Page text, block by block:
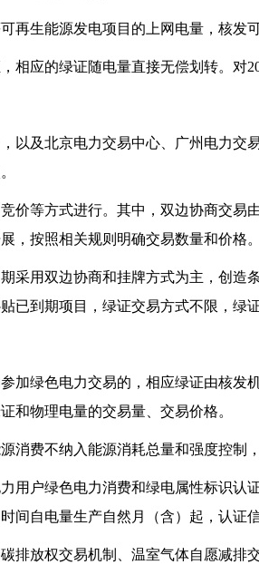
生能源发电项目的上网电量，核发可
应的绿证随电量直接无偿划转。对
及北京电力交易中心、广州电力交
等方式进行。其中，双边协商交易
，按照相关规则明确交易数量和价格。
用双边协商和挂牌方式为主，创造
已到期项目，绿证交易方式不限，绿
绿色电力交易的，相应绿证由核发
和物理电量的交易量、交易价格。
费不纳入能源消耗总量和强度控制
户绿色电力消费和绿电属性标识认
间自电量生产自然月（含）起，认证
放权交易机制、温室气体自愿减排交